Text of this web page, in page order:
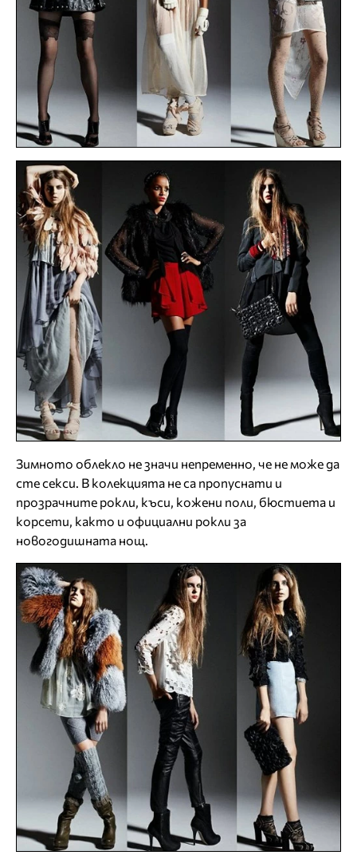
Зимното облекло не значи непременно, че не може да
сте секси. В колекцията не са пропуснати и
прозрачните рокли, къси, кожени поли, бюстиета и
корсети, както и официални рокли за
новогодишната нощ.